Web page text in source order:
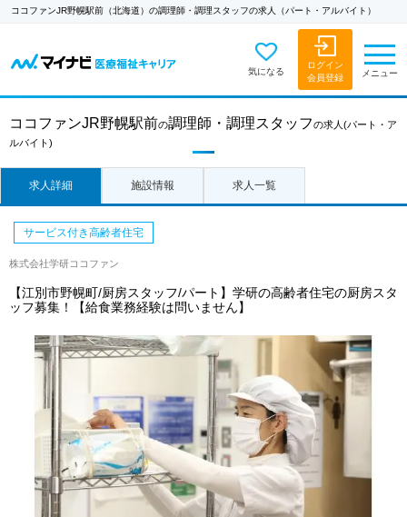
ココファンJR野幌駅前（北海道）の調理師・調理スタッフの求人（パート・アルバイト）
気になる
ログイン
会員登録
メニュー
ココファンJR野幌駅前の調理師・調理スタッフの求人 (パート・ア
ルバイト)
求人詳細 施設情報 求人一覧
サービス付き高齢者住宅
株式会社学研ココファン
【江別市野幌町/厨房スタッフ/パート】学研の高齢者住宅の厨房スタ
ッフ募集！【給食業務経験は問いません】